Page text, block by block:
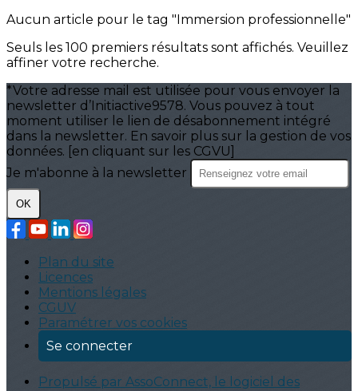
Aucun article pour le tag "Immersion professionnelle"
Seuls les 100 premiers résultats sont affichés. Veuillez
affiner votre recherche.
*Votre adresse mail est utilisée pour vous envoyer la
newsletter d’Initiactive9578. Vous pouvez à tout
moment utiliser le lien de désabonnement intégré
dans la newsletter. En savoir plus sur la gestion de vos
données. [en cliquant sur les CGVU]
Je m'abonne à la newsletter
OK
Plan du site
Licences
Mentions légales
CGUV
Paramétrer vos cookies
Se connecter
Propulsé par AssoConnect, le logiciel des